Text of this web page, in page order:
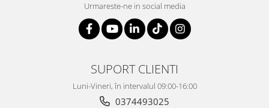
Urmareste-ne in social media
SUPORT CLIENTI
Luni-Vineri, în intervalul 09:00-16:00
0374493025